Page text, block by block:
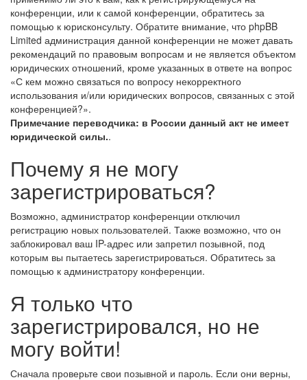
конференции, или к самой конференции, обратитесь за
помощью к юрисконсульту. Обратите внимание, что phpBB
Limited администрация данной конференции не может давать
рекомендаций по правовым вопросам и не является объектом
юридических отношений, кроме указанных в ответе на вопрос
«С кем можно связаться по вопросу некорректного
использования и/или юридических вопросов, связанных с этой
конференцией?».
Примечание переводчика: в России данный акт не имеет
юридической силы..
Почему я не могу
зарегистрироваться?
Возможно, администратор конференции отключил
регистрацию новых пользователей. Также возможно, что он
заблокировал ваш IP-адрес или запретил позывной, под
которым вы пытаетесь зарегистрироваться. Обратитесь за
помощью к администратору конференции.
Я только что
зарегистрировался, но не
могу войти!
Сначала проверьте свои позывной и пароль. Если они верны,